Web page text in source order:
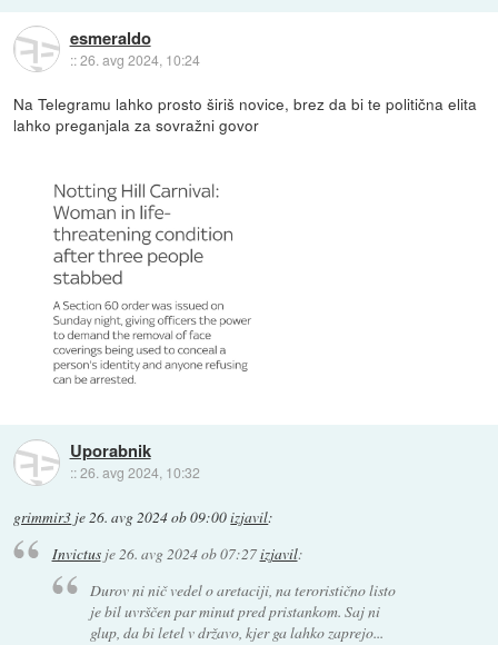
esmeraldo
::26. avg 2024, 10:24
Na Telegramu lahko prosto širiš novice, brez da bi te politična elita
lahko preganjala za sovražni govor
Uporabnik
::26. avg 2024, 10:32
grimmir3 je26. avg 2024 ob 09:00izjavil:
Invictusje26. avg 2024 ob 07:27izjavil:
Durov ni nič vedel o aretaciji, na teroristično listo
je bil uvrščen par minut pred pristankom. Saj ni
glup, da bi letel v državo, kjer ga lahko zaprejo...